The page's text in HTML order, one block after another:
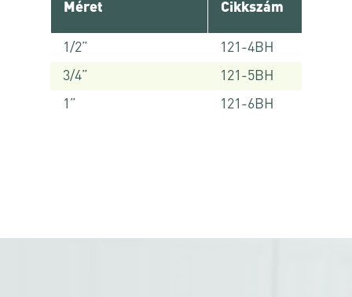
Méret Cikkszám
1/2”
121-4BH
3/4”
121-5BH
1”
121-6BH